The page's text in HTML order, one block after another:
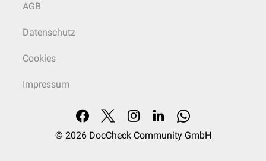
AGB
Datenschutz
Cookies
Impressum
© 2026 DocCheck Community GmbH